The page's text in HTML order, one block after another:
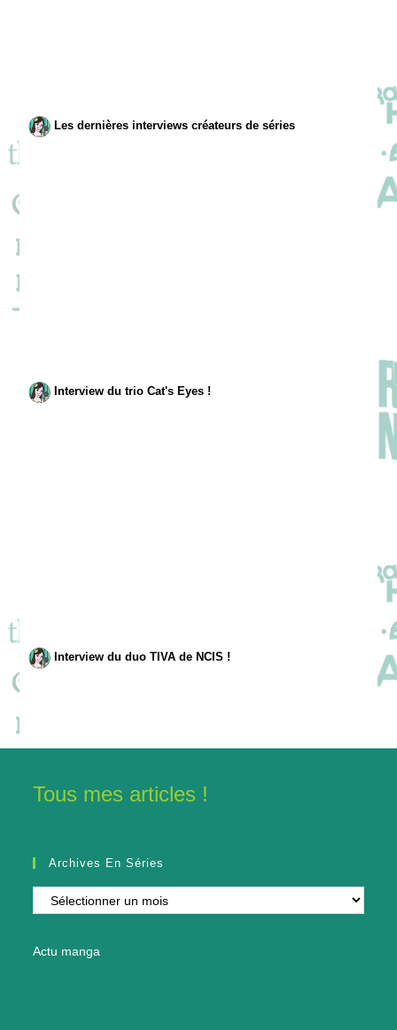
Les dernières interviews créateurs de séries
Interview du trio Cat's Eyes !
Interview du duo TIVA de NCIS !
Tous mes articles !
Archives En Séries
Archives
en
Actu manga